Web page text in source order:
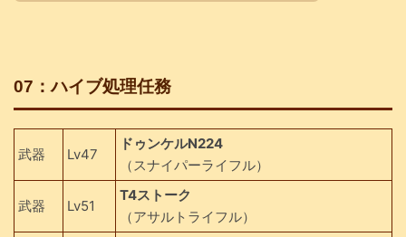
07：ハイブ処理任務
武器 Lv47
ドゥンケルN224
（スナイパーライフル）
武器 Lv51
T4ストーク
（アサルトライフル）